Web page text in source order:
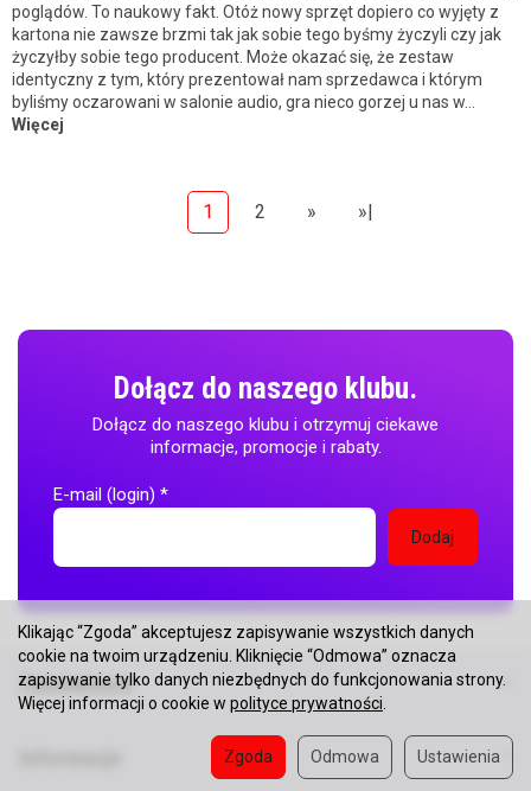
poglądów. To naukowy fakt. Otóż nowy sprzęt dopiero co wyjęty z
kartona nie zawsze brzmi tak jak sobie tego byśmy życzyli czy jak
życzyłby sobie tego producent. Może okazać się, że zestaw
identyczny z tym, który prezentował nam sprzedawca i którym
byliśmy oczarowani w salonie audio, gra nieco gorzej u nas w...
Więcej
1 2 » »|
Dołącz do naszego klubu.
Dołącz do naszego klubu i otrzymuj ciekawe
informacje, promocje i rabaty.
E-mail (login) *
Zamówienie
Klikając “Zgoda” akceptujesz zapisywanie wszystkich danych
cookie na twoim urządzeniu. Kliknięcie “Odmowa” oznacza
zapisywanie tylko danych niezbędnych do funkcjonowania strony.
Więcej informacji o cookie w polityce prywatności
Ustawienia
Odmowa
Zgoda